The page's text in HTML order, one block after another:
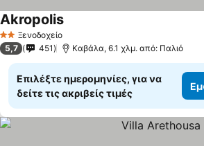
2 ΑστέριαΞενοδοχείο
Akropolis
5,7 451 Καβάλα, 6.1 χλμ. από: Παλιό
Επιλέξτε ημερομηνίες, για να
δείτε τις ακριβείς τιμές